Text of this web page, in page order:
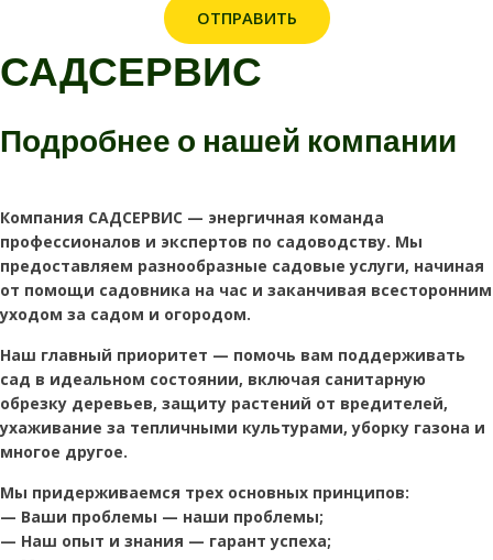
ОТПРАВИТЬ
САДСЕРВИС
Подробнее о нашей компании
Компания САДСЕРВИС — энергичная команда
профессионалов и экспертов по садоводству. Мы
предоставляем разнообразные садовые услуги, начиная
от помощи садовника на час и заканчивая всесторонним
уходом за садом и огородом.
Наш главный приоритет — помочь вам поддерживать
сад в идеальном состоянии, включая санитарную
обрезку деревьев, защиту растений от вредителей,
ухаживание за тепличными культурами, уборку газона и
многое другое.
Мы придерживаемся трех основных принципов:
— Ваши проблемы — наши проблемы;
— Наш опыт и знания — гарант успеха;